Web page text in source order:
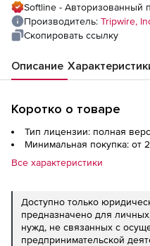
Softline - Авторизованный
Производитель: Tripwire,
Скопировать ссылку
Описание
Коротко о товаре
Тип лицензии: полная
Минимальная покупка: от
Все характеристики
Доступно только
предназначено для
нужд, не связанных с
предпринимательской